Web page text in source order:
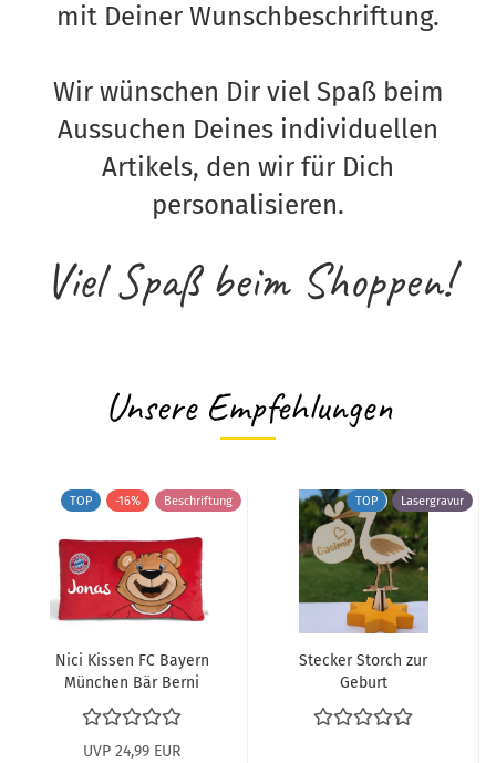
mit Deiner Wunschbeschriftung.
Wir wünschen Dir viel Spaß beim
Aussuchen Deines individuellen
Artikels, den wir für Dich
personalisieren.
Viel Spaß beim Shoppen!
Unsere Empfehlungen
TOP -16% Beschriftung
Nici Kissen FC Bayern
München Bär Berni
49080
UVP 24,99 EUR
TOP Lasergravur
Stecker Storch zur
Geburt